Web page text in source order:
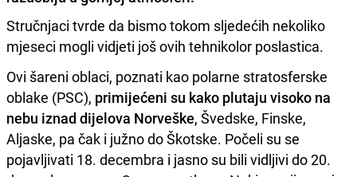
Stručnjaci tvrde da bismo tokom sljedećih nekoliko
mjeseci mogli vidjeti još ovih tehnikolor poslastica.
Ovi šareni oblaci, poznati kao polarne stratosferske
oblake (PSC), primijećeni su kako plutaju visoko na
nebu iznad dijelova Norveške, Švedske, Finske,
Aljaske, pa čak i južno do Škotske. Počeli su se
pojavljivati 18. decembra i jasno su bili vidljivi do 20.